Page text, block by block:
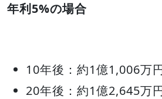
年利5%の場合
10年後：約1億1,006万
20年後：約1億2,645万